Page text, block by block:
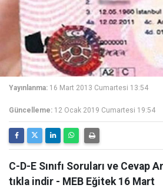
Yayınlanma: 16 Mart 2013 Cumartesi 13:54
Güncelleme: 12 Ocak 2019 Cumartesi 19:54
C-D-E Sınıfı Soruları ve Cevap
tıkla indir - MEB Eğitek 16 Mart